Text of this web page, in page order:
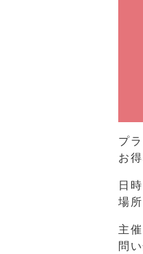
プ
お
日
場
主
問